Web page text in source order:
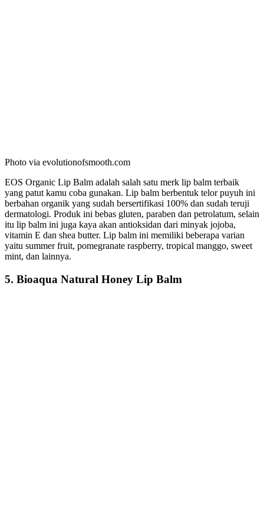
Photo via evolutionofsmooth.com
EOS Organic Lip Balm adalah salah satu merk lip balm terbaik
yang patut kamu coba gunakan. Lip balm berbentuk telor puyuh ini
berbahan organik yang sudah bersertifikasi 100% dan sudah teruji
dermatologi. Produk ini bebas gluten, paraben dan petrolatum, selain
itu lip balm ini juga kaya akan antioksidan dari minyak jojoba,
vitamin E dan shea butter. Lip balm ini memiliki beberapa varian
yaitu summer fruit, pomegranate raspberry, tropical manggo, sweet
mint, dan lainnya.
5. Bioaqua Natural Honey Lip Balm